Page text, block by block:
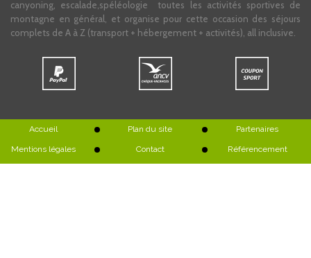
canyoning, escalade,spéléologie toutes les activités sportives de
montagne en général, et organise pour cette occasion des séjours
complets de A à Z (transport + hébergement + activités), all inclusive.
Accueil Plan du site Partenaires
Mentions légales Contact Référencement